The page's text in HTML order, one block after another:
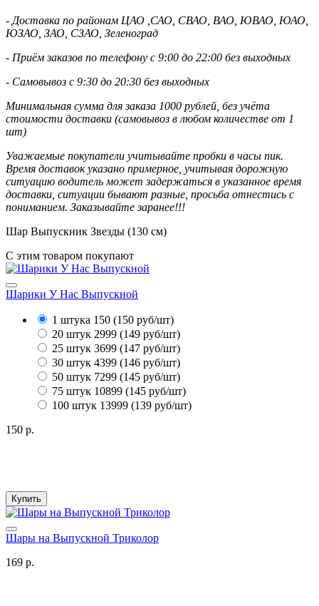
- Доставка по районам ЦАО ,САО, СВАО, ВАО, ЮВАО, ЮАО,
ЮЗАО, ЗАО, СЗАО, Зеленоград
- Приём заказов по телефону с 9:00 до 22:00 без выходных
- Самовывоз с 9:30 до 20:30 без выходных
Минимальная сумма для заказа 1000 рублей, без учёта
стоимости доставки (самовывоз в любом количестве от 1
шт)
Уважаемые покупатели учитывайте пробки в часы пик.
Время доставок указано примерное, учитывая дорожную
ситуацию водитель может задержаться в указанное время
доставки, ситуации бывают разные, просьба отнестись с
пониманием. Заказывайте заранее!!!
Шар Выпускник Звезды (130 см)
С этим товаром покупают
Шарики У Нас Выпускной
1 штука 150 (150 руб/шт)
20 штук 2999 (149 руб/шт)
25 штук 3699 (147 руб/шт)
30 штук 4399 (146 руб/шт)
50 штук 7299 (145 руб/шт)
75 штук 10899 (145 руб/шт)
100 штук 13999 (139 руб/шт)
150 р.
Купить
Шары на Выпускной Триколор
169 р.